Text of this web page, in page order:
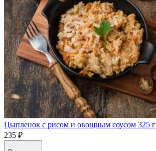
Цыпленок с рисом и овощным соусом 325 г
235 ₽